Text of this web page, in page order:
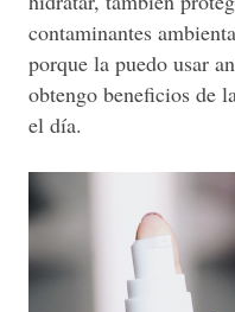
contaminantes
porque la puedo usar
obtengo beneficios de
el día.